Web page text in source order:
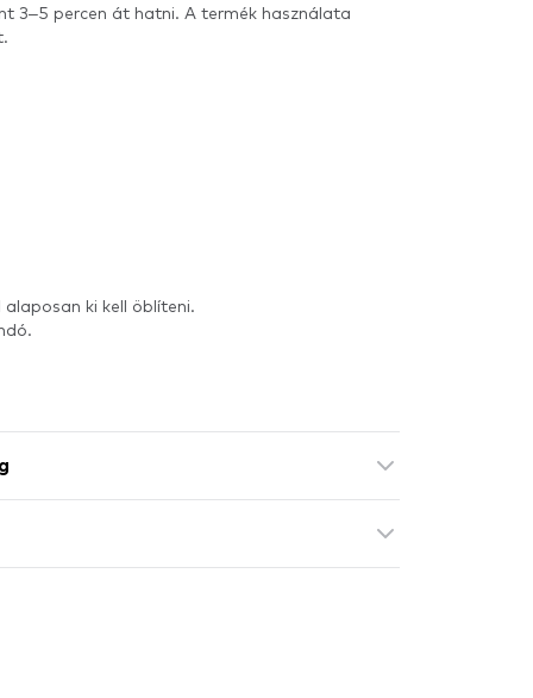
3–5 percen át hatni. A termék használata
ki kell öblíteni.